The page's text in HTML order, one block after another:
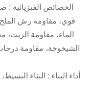
قوي، مقاومة رش
الماء، مقاومة الزيت،
الشيخوخة، مقاومة